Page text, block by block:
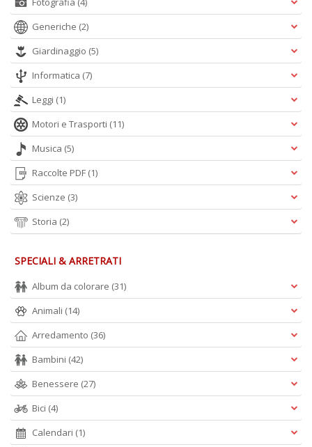
Generiche (2)
Giardinaggio (5)
Informatica (7)
Leggi (1)
Motori e Trasporti (11)
Musica (5)
Raccolte PDF (1)
Scienze (3)
Storia (2)
SPECIALI & ARRETRATI
Album da colorare (31)
Animali (14)
Arredamento (36)
Bambini (42)
Benessere (27)
Bici (4)
Calendari (1)